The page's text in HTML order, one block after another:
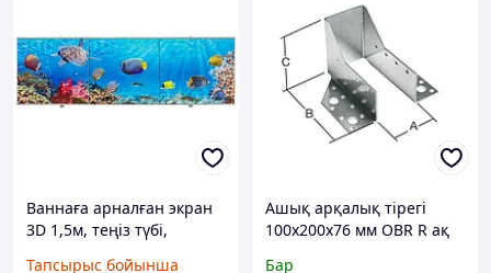
Ваннаға арналған экран
3D 1,5м, теңіз түбі,
Тапсырыс бойынша
Ашық арқалық тірегі
100х200х76 мм OBR R ақ
Бар